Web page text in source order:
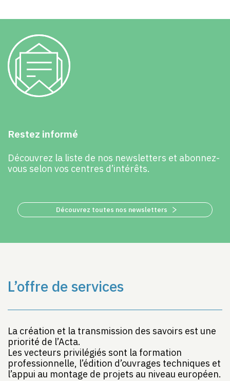
Restez informé
Découvrez la liste de nos newsletters et abonnez-
vous selon vos centres d’intérêts.
Découvrez toutes nos newsletters
L’offre de services
La création et la transmission des savoirs est une
priorité de l’Acta.
Les vecteurs privilégiés sont la formation
professionnelle, l’édition d’ouvrages techniques et
l’appui au montage de projets au niveau européen.